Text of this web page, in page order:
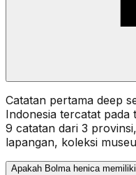
Catatan pertama deep
Indonesia tercatat pada
9 catatan dari 3
lapangan, koleksi
Apakah Bolma henica